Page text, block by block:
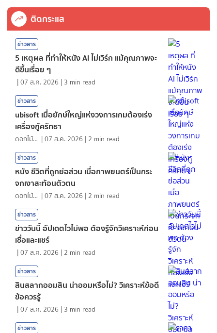
ติดกระแส
ข่าวสาร
5 เหตุผล ที่ทำให้หนัง AI ไม่เวิร์ก แม้คุณภาพจะ
ดีขึ้นเรื่อย ๆ
|07 ส.ค. 2026 | 3 min read
ข่าวสาร
ubisoft เมื่อยักษ์ใหญ่แห่งวงการเกมต้องเร่ง
เครื่องกู้ศรัทธา
ดอกไม้กับสายน้ำ |07 ส.ค. 2026 | 2 min read
ข่าวสาร
หนัง ชีวิตที่ถูกย่อส่วน เมื่อภาพยนตร์เป็นกระ
จกเงาสะท้อนตัวตน
ดอกไม้กับสายน้ำ |07 ส.ค. 2026 | 2 min read
ข่าวสาร
ข่าววันนี้ อัปเดตไวไม่พอ ต้องรู้จักวิเคราะห์ก่อน
เชื่อและแชร์
|07 ส.ค. 2026 | 2 min read
ข่าวสาร
สินสลากออมสิน น่าออมหรือไม่? วิเคราะห์ข้อดี
ข้อควรรู้
|07 ส.ค. 2026 | 3 min read
ข่าวสาร